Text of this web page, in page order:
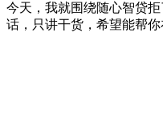
今天，我就围绕随心智贷
话，只讲干货，希望能帮你